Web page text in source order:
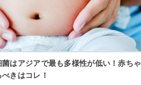
はアジアで最も多様性が低い！赤ちゃ
きはコレ！